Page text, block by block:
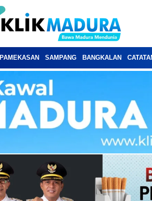
PAMEKASAN SAMPANG BANGKALAN